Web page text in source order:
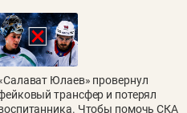
Юлаев» провернул
трансфер и потерял
Чтобы помочь СКА